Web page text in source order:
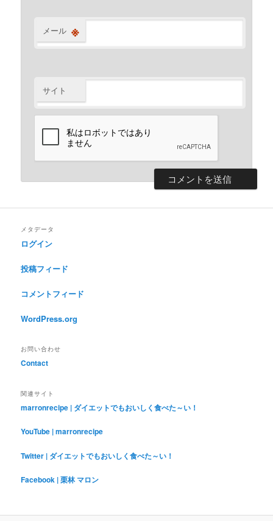
メール ※
サイト
メタデータ
ログイン
投稿フィード
コメントフィード
WordPress.org
お問い合わせ
Contact
関連サイト
marronrecipe | ダイエットでもおいしく食べた～い！
YouTube | marronrecipe
Twitter | ダイエットでもおいしく食べた～い！
Facebook | 栗林 マロン